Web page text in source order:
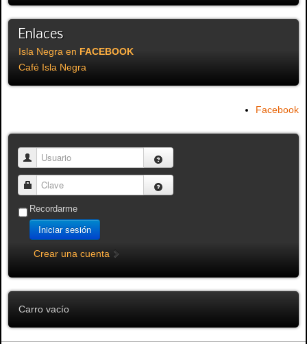
Enlaces
Isla Negra en FACEBOOK
Café Isla Negra
Facebook
Usuario
Clave
Recordarme
Iniciar sesión
Crear una cuenta
Carro vacío